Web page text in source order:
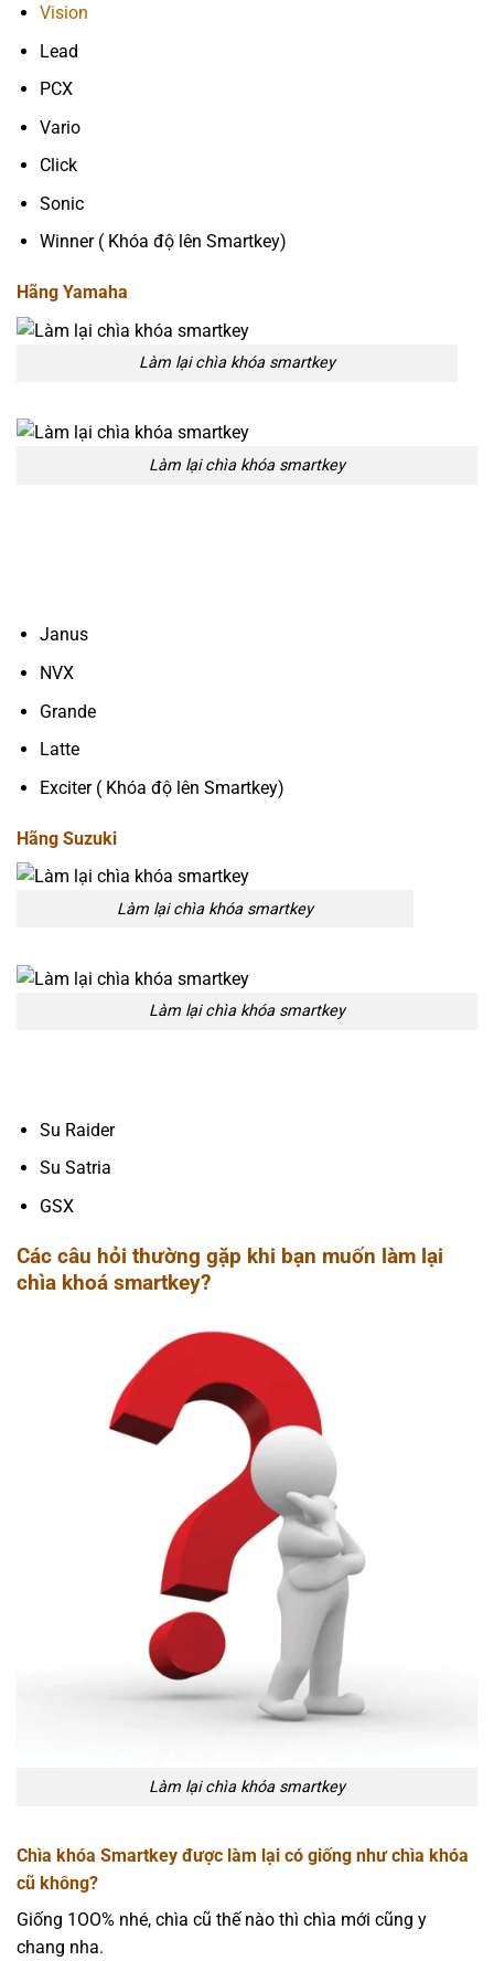
Vision
Lead
PCX
Vario
Click
Sonic
Winner ( Khóa độ lên Smartkey)
Hãng Yamaha
Làm lại chìa khóa smartkey
Làm lại chìa khóa smartkey
Janus
NVX
Grande
Latte
Exciter ( Khóa độ lên Smartkey)
Hãng Suzuki
Làm lại chìa khóa smartkey
Làm lại chìa khóa smartkey
Su Raider
Su Satria
GSX
Các câu hỏi thường gặp khi bạn muốn làm lại
chìa khoá smartkey?
Làm lại chìa khóa smartkey
Chìa khóa Smartkey được làm lại có giống như chìa khóa
cũ không?
Giống 1OO% nhé, chìa cũ thế nào thì chìa mới cũng y
chang nha.